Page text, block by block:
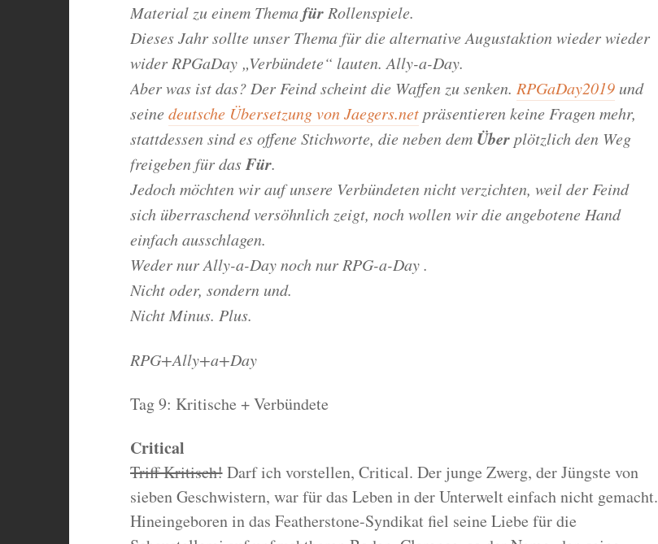
Material zu einem ThemafürRollenspiele.
Dieses Jahr sollte unser Thema für die alternative Augustaktion wieder wieder
wider RPGaDay „Verbündete“ lauten. Ally-a-Day.
Aber was ist das? Der Feind scheint die Waffen zu senken. RPGaDay2019und
seine deutsche Übersetzung von Jaegers.netpräsentieren keine Fragen mehr,
stattdessen sind es offene Stichworte, die neben dem Überplötzlich den Weg
freigeben für dasFür.
Jedoch möchten wir auf unsere Verbündeten nicht verzichten, weil der Feind
sich überraschend versöhnlich zeigt, noch wollen wir die angebotene Hand
einfach ausschlagen.
Weder nur Ally-a-Day noch nur RPG-a-Day .
Nicht oder, sondern und.
Nicht Minus. Plus.
RPG+Ally+a+Day
Tag 9: Kritische + Verbündete
Critical
Triff Kritisch!Darf ich vorstellen, Critical. Der junge Zwerg, der Jüngste von
sieben Geschwistern, war für das Leben in der Unterwelt einfach nicht gemacht.
Hineingeboren in das Featherstone-Syndikat fiel seine Liebe für die